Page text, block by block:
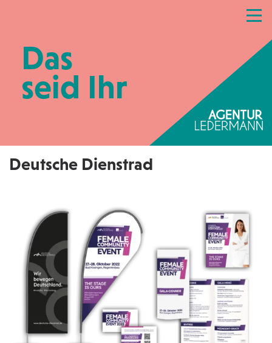
Praxismarketing
Kontakt
Das
seid Ihr
Deutsche Dienstrad